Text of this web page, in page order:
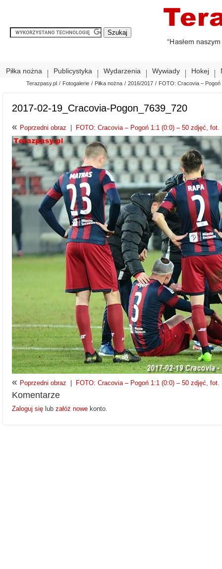
Piłka nożna Publicystyka Wydarzenia Wywiady Hokej
Terazpasy.pl / Fotogalerie / Piłka nożna / 2016/2017 / FOTO: Cracovia –
2017-02-19_Cracovia-Pogon_7639_720
« Poprzedni obraz FOTO: Cracovia – Pogoń 1:1 (0:0) – 50 zdjęć, fot.
« Poprzedni obraz FOTO: Cracovia – Pogoń 1:1 (0:0) – 50 zdjęć, fot.
Komentarze
Zaloguj się lub załóż nowe konto.